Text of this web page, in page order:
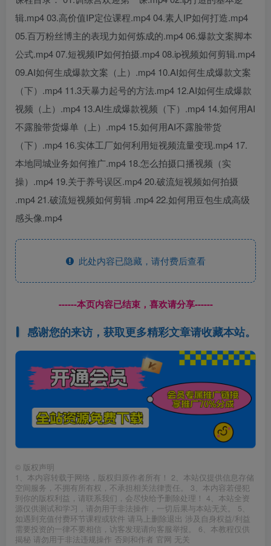
辑.mp4 03.高价值IP定位课程.mp4 04.素人IP如何打造.mp4
05.百万粉丝博主的表现力如何炼成的.mp4 06.爆款文案脚本
公式.mp4 07.短视频IP如何拍摄.mp4 08.ip视频如何剪辑.mp4
09.AI如何生成爆款文案（上）.mp4 10.AI如何生成爆款文案
（下）.mp4 11.3天暴力起号的方法.mp4 12.AI如何生成爆款
视频（上）.mp4 13.AI生成爆款视频（下）.mp4 14.如何用AI
不露脸带货爆单（上）.mp4 15.如何用AI不露脸带货
（下）.mp4 16.实体工厂如何利用短视频流量变现.mp4 17.
本地同城业务如何推广.mp4 18.怎么拍摄口播视频（实
操）.mp4 19.关于养号误区.mp4 20.破流短视频如何拍摄
.mp4 21.破流短视频如何剪辑 .mp4 22.如何用豆包生成高级
感头像.mp4
此处内容已隐藏，请付费后查看
------本页内容已结束，喜欢请分享------
感谢您的来访，获取更多精彩文章请收藏本站。
© 版权声明
1、本内容转载于网络，版权归原作者所有！ 2、本站仅提供信息存储
空间服务，不拥有所有权，不承担相关法律责任。 3、本内容若侵犯
到你的版权利益，请联系我们，会尽快给予删除处理！ 4、本站全资
源仅供测试和学习，请勿用于非法操作，一切后果与本站无关。 5、
如遇到充值付费环节课程或软件 请马上删除退出 涉及自身权益/利益
需要投资的一律不要相信，访客发现请向客服举报。 6、本教程仅供
揭秘 请勿用于非法违规操作 否则和作者 官网 无关